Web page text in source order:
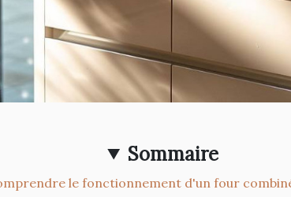
Sommaire
le fonctionnement d'un four